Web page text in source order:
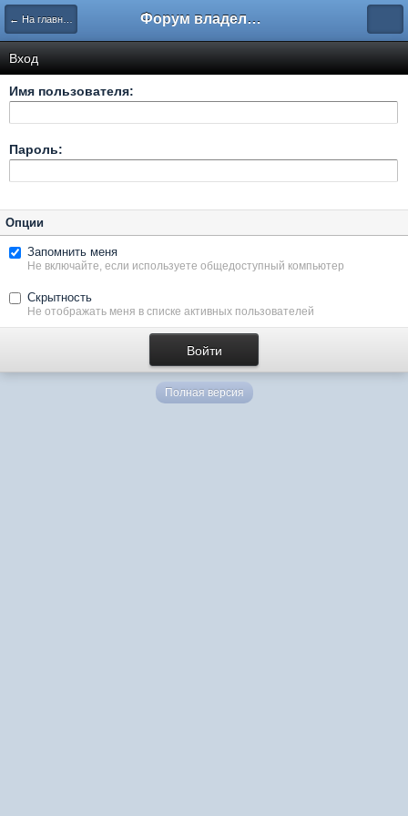
← На главную Форум владельцев интернет-магазинов
Вход
Имя пользователя:
Пароль:
Опции
Запомнить меня
Не включайте, если используете общедоступный компьютер
Скрытность
Не отображать меня в списке активных пользователей
Полная версия